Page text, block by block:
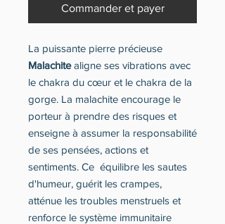
Commander et payer
La puissante pierre précieuse
Malachitealigne ses vibrations avec
le chakra du cœur et le chakra de la
gorge. La malachite encourage le
porteur à prendre des risques et
enseigne à assumer la responsabilité
de ses pensées, actions et
sentiments. Ce équilibre les sautes
d'humeur, guérit les crampes,
atténue les troubles menstruels et
renforce le système immunitaire